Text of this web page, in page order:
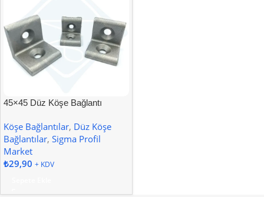
45×45 Düz Köşe Bağlantı
Köşe Bağlantılar, Düz Köşe
Bağlantılar, Sigma Profil
Market
₺29,90 + KDV